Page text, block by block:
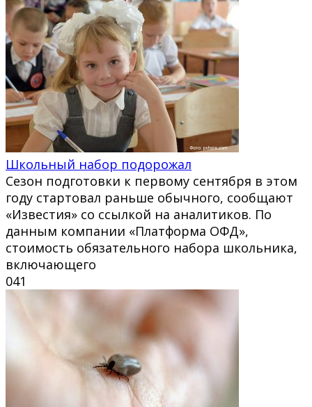
Школьный набор подорожал
Сезон подготовки к первому сентября в этом
году стартовал раньше обычного, сообщают
«Известия» со ссылкой на аналитиков. По
данным компании «Платформа ОФД»,
стоимость обязательного набора школьника,
включающего
041